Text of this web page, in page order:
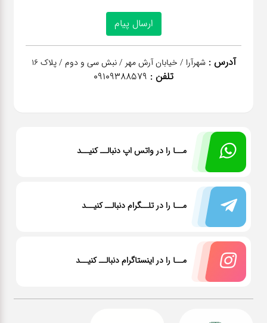
آدرس : شهرآرا / خیابان آرش مهر / نبش سی و دوم / پلاک 16
تلفن : 09109388579
مــا را در واتس اپ دنبالــ کنیــد
مــا را در تلــگرام دنبالــ کنیــد
مــا را در اینستاگرام دنبالــ کنیــد